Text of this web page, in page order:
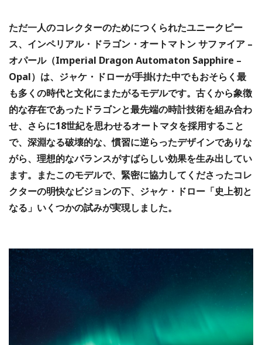
ただ一人のコレクターのためにつくられたユニークピー
ス、インペリアル・ドラゴン・オートマトン サファイア –
オパール（Imperial Dragon Automaton Sapphire –
Opal）は、ジャケ・ドローが手掛けた中でもおそらく最
も多くの時代と文化にまたがるモデルです。古くから象徴
的な存在であったドラゴンと最先端の時計技術を組み合わ
せ、さらに18世紀を思わせるオートマタを採用すること
で、深淵なる破壊的な、慣習に逆らったデザインでありな
がら、理想的なバランスがすばらしい効果を生み出してい
ます。またこのモデルで、緊密に協力してくださったコレ
クターの明快なビジョンの下、ジャケ・ドロー「史上初と
なる」いくつかの試みが実現しました。